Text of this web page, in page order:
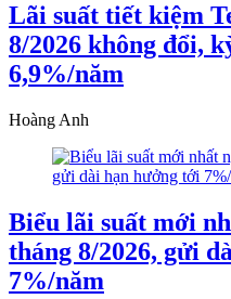
Lãi suất tiết kiệm
8/2026 không đổi,
6,9%/năm
Hoàng Anh
Biểu lãi suất mới
tháng 8/2026, gửi
7%/năm